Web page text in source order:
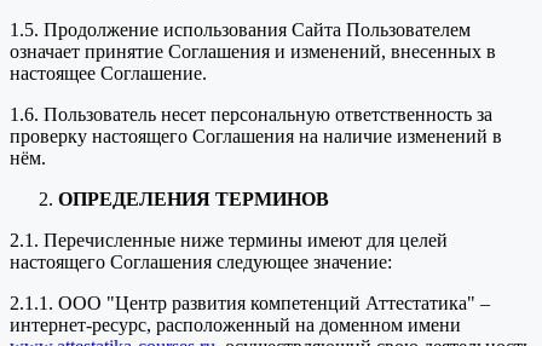
1.5. Продолжение использования Сайта Пользователем
означает принятие Соглашения и изменений, внесенных в
настоящее Соглашение.
1.6. Пользователь несет персональную ответственность за
проверку настоящего Соглашения на наличие изменений в
нём.
ОПРЕДЕЛЕНИЯ ТЕРМИНОВ
2.1. Перечисленные ниже термины имеют для целей
настоящего Соглашения следующее значение:
2.1.1. ООО "Центр развития компетенций Аттестатика" –
интернет-ресурс, расположенный на доменном имени